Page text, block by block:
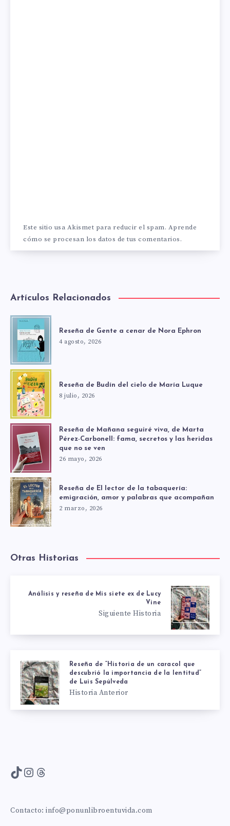
Este sitio usa Akismet para reducir el spam. Aprende
cómo se procesan los datos de tus comentarios.
Artículos Relacionados
Reseña de Gente a cenar de Nora Ephron
4 agosto, 2026
Reseña de Budín del cielo de María Luque
8 julio, 2026
Reseña de Mañana seguiré viva, de Marta
Pérez-Carbonell: fama, secretos y las heridas
que no se ven
26 mayo, 2026
Reseña de El lector de la tabaquería:
emigración, amor y palabras que acompañan
2 marzo, 2026
Otras Historias
Análisis y reseña de Mis siete ex de Lucy
Vine
Siguiente Historia
Reseña de “Historia de un caracol que
descubrió la importancia de la lentitud”
de Luis Sepúlveda
Historia Anterior
TikTok
Instagram
Threads
Contacto: info@ponunlibroentuvida.com